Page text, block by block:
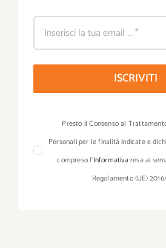
ISCRIVITI
Presto il Consenso al
Personali per le finalità indicate e
compreso l’Informativaresa ai
Regolamento (UE)